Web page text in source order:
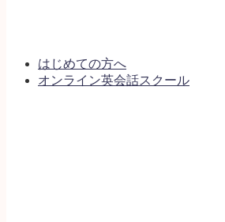
はじめての方へ
オンライン英会話スクール